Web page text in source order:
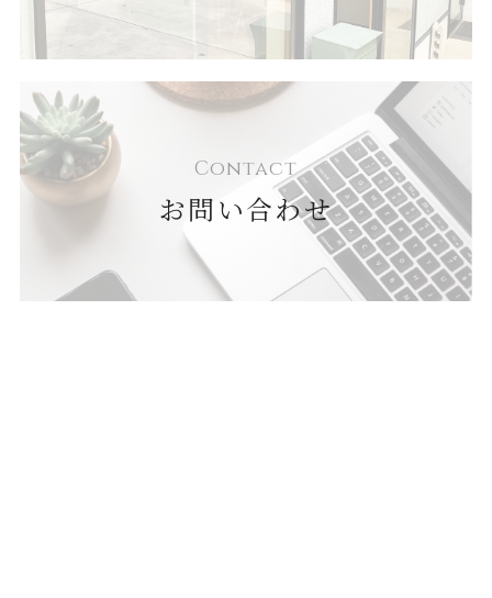
Contact
お問い合わせ